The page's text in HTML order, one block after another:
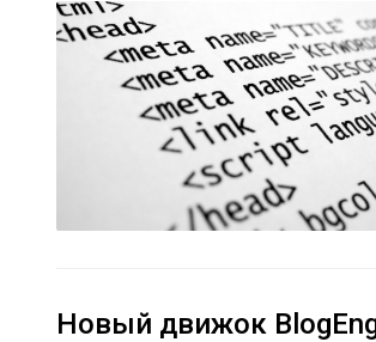
Новый движок